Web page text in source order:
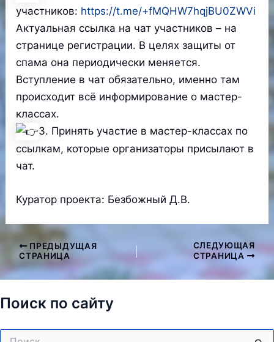
участников: https://t.me/+fMQHW7hqjBU0ZWVi
Актуальная ссылка на чат участников – на
странице регистрации. В целях защиты от
спама она периодически меняется.
Вступление в чат обязательно, именно там
происходит всё информирование о мастер-
классах.
3. Принять участие в мастер-классах по
ссылкам, которые организаторы присылают в
чат.
Куратор проекта: Безбожный Д.В.
Навигация
по
записям
ПРЕДЫДУЩАЯ
СТРАНИЦА
СЛЕДУЮЩАЯ
СТРАНИЦА
Поиск по сайту